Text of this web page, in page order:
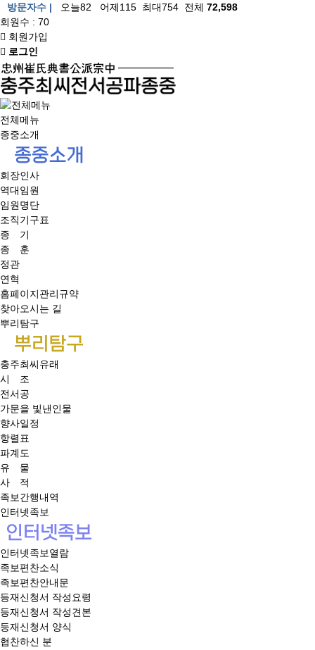
방문자수 | 오늘82 어제115 최대754 전체 72,598
회원수 : 70
회원가입
로그인
전체메뉴
상
뉴
종중소개
회장인사
역대임원
임원명단
조직기구표
종 기
종 훈
정관
연혁
홈페이지관리규약
찾아오시는 길
뿌리탐구
충주최씨유래
시 조
전서공
가문을 빛낸인물
향사일정
항렬표
파계도
유 물
사 적
족보간행내역
인터넷족보
인터넷족보열람
족보편찬소식
족보편찬안내문
등재신청서 작성요령
등재신청서 작성견본
등재신청서 양식
협찬하신 분